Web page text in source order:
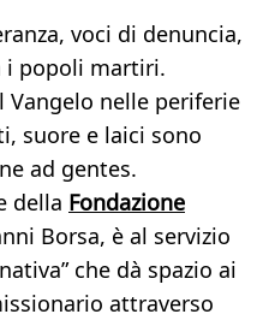
voci di denuncia,
i popoli martiri.
nelle periferie
suore e laici sono
ad gentes.
della Fondazione
Borsa, è al servizio
che dà spazio ai
attraverso